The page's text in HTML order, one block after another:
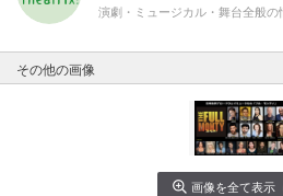
演劇・ミュージカル・舞台全般の
その他の画像
画像を全て表示